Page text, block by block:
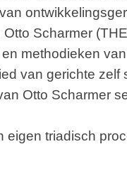
Scharmer
methodieken
van gerichte zelf
Otto Scharmer
eigen triadisch